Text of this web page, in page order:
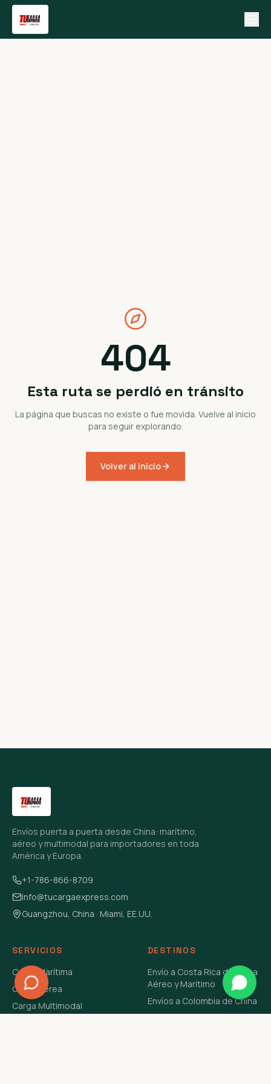
404
Esta ruta se perdió en tránsito
La página que buscas no existe o fue movida. Vuelve al inicio
para seguir explorando.
Volver al inicio
Envíos puerta a puerta desde China: marítimo,
aéreo y multimodal para importadores en toda
América y Europa.
+1-786-866-8709
info@tucargaexpress.com
Guangzhou, China · Miami, EE.UU.
SERVICIOS
Carga Marítima
Carga Aérea
Carga Multimodal
DESTINOS
Envío a Costa Rica de China
Aéreo y Marítimo
Envíos a Colombia de China